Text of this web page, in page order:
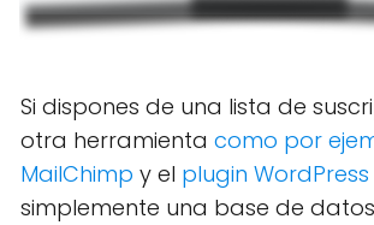
Si dispones de una lista de
otra herramienta como por
MailChimp y el plugin
simplemente una base de